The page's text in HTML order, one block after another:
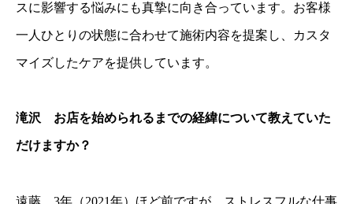
スに影響する悩みにも真摯に向き合っています。お客様
一人ひとりの状態に合わせて施術内容を提案し、カスタ
マイズしたケアを提供しています。
滝沢 お店を始められるまでの経緯について教えていた
だけますか？
遠藤 3年（2021年）ほど前ですが、ストレスフルな仕事